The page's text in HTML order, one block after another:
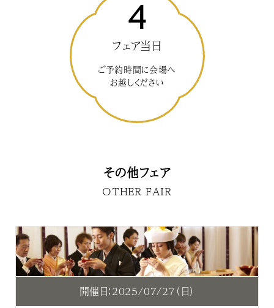
4
フェア当日
ご予約時間に会場へ
お越しください
その他フェア
OTHER FAIR
開催日：2025/07/27（日）